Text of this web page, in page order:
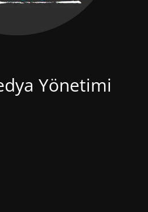
Yönetimi